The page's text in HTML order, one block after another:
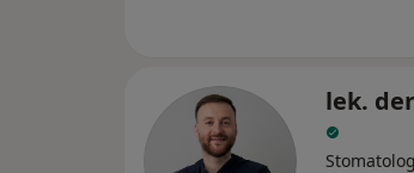
lek.
Stomatolog